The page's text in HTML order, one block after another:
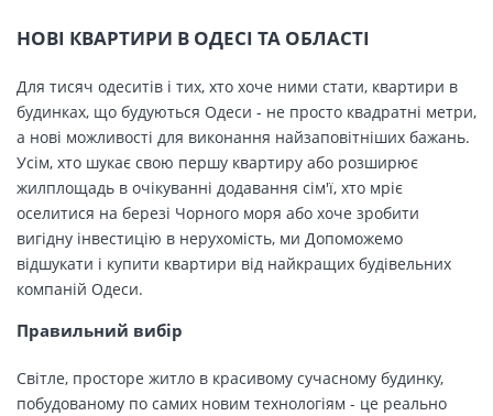
НОВІ КВАРТИРИ В ОДЕСІ ТА ОБЛАСТІ
Для тисяч одеситів і тих, хто хоче ними стати, квартири в
будинках, що будуються Одеси - не просто квадратні метри,
а нові можливості для виконання найзаповітніших бажань.
Усім, хто шукає свою першу квартиру або розширює
жилплощадь в очікуванні додавання сім'ї, хто мріє
оселитися на березі Чорного моря або хоче зробити
вигідну інвестицію в нерухомість, ми Допоможемо
відшукати і купити квартири від найкращих будівельних
компаній Одеси.
Правильний вибір
Світле, просторе житло в красивому сучасному будинку,
побудованому по самих новим технологіям - це реально